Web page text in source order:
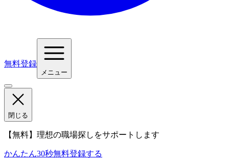
無料登録
メニュー
閉じる
【無料】理想の職場探しをサポートします
かんたん30秒無料登録する